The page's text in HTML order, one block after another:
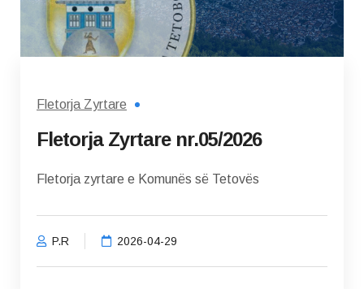
Fletorja Zyrtare
Fletorja Zyrtare nr.05/2026
Fletorja zyrtare e Komunës së Tetovës
P.R 2026-04-29